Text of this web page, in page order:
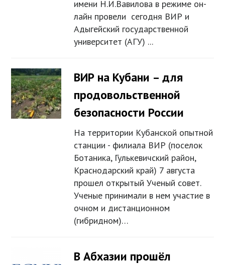
имени Н.И.Вавилова в режиме он-
лайн провели сегодня ВИР и
Адыгейский государственной
университет (АГУ) ...
ВИР на Кубани – для
продовольственной
безопасности России
На территории Кубанской опытной
станции - филиала ВИР (поселок
Ботаника, Гулькевичский район,
Краснодарский край) 7 августа
прошел открытый Ученый совет.
Ученые принимали в нем участие в
очном и дистанционном
(гибридном)…
В Абхазии прошёл